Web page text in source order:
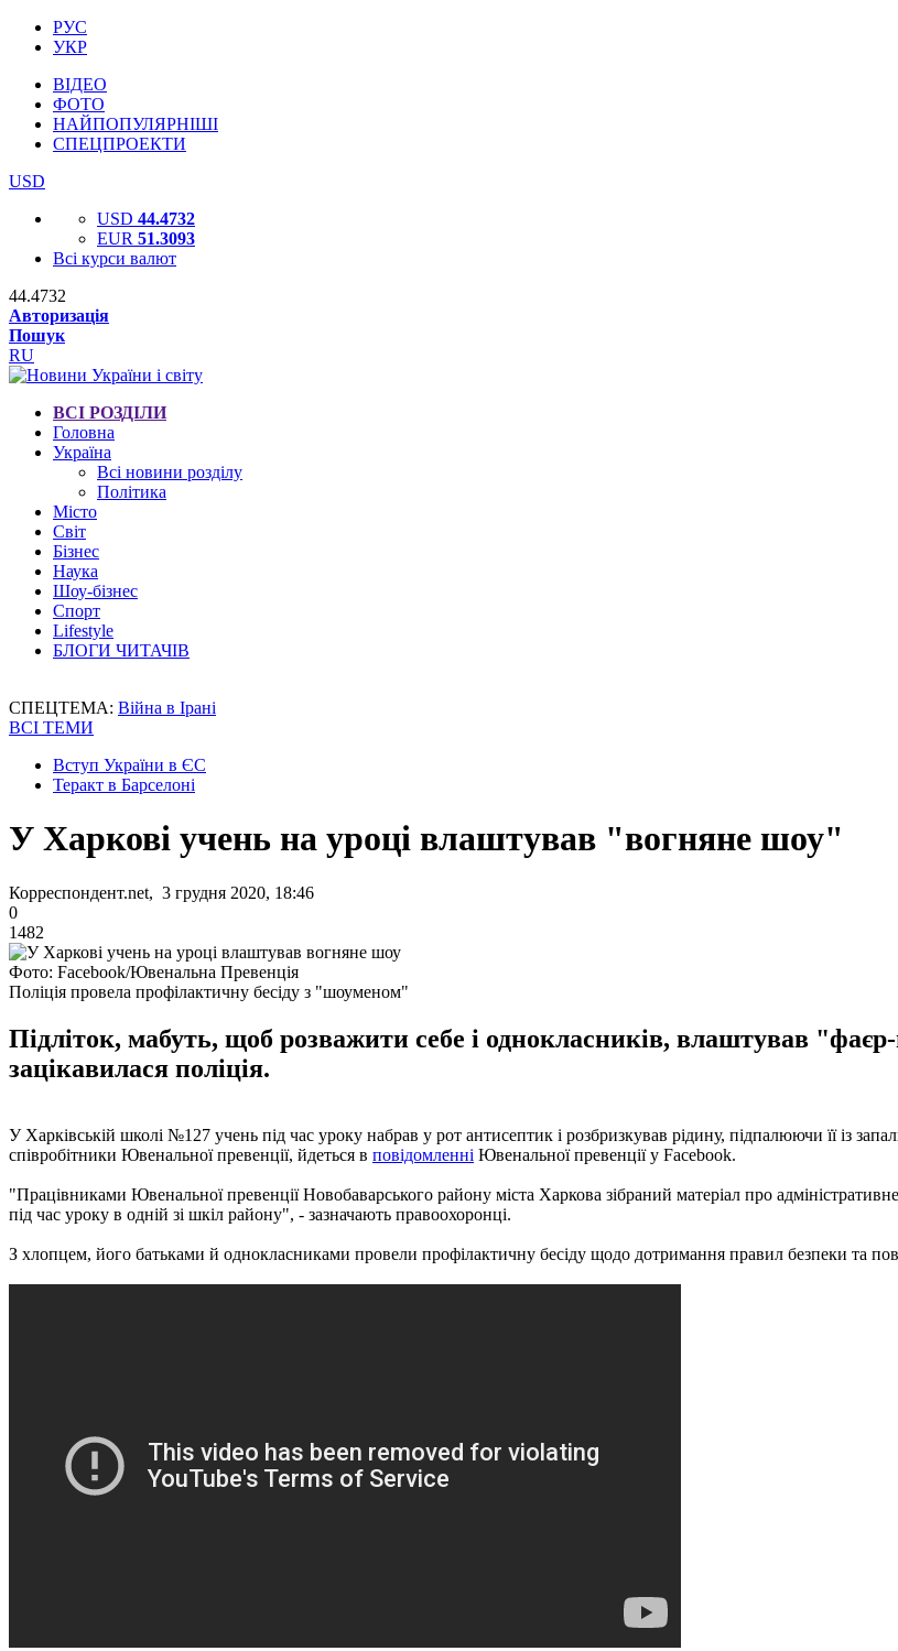
РУС
УКР
ВІДЕО
ФОТО
НАЙПОПУЛЯРНІШІ
СПЕЦПРОЕКТИ
USD
USD 44.4732
EUR 51.3093
Всі курси валют
44.4732
Авторизація
Пошук
RU
ВСІ РОЗДІЛИ
Головна
Україна
Всі новини розділу
Політика
Місто
Світ
Бізнес
Наука
Шоу-бізнес
Спорт
Lifestyle
БЛОГИ ЧИТАЧІВ
СПЕЦТЕМА: Війна в Ірані
ВСІ ТЕМИ
Вступ України в ЄС
Теракт в Барселоні
У Харкові учень на уроці влаштував "вогняне шоу"
Корреспондент.net, 3 грудня 2020, 18:46
0
1482
Фото: Facebook/Ювенальна Превенція
Поліція провела профілактичну бесіду з "шоуменом"
Підліток, мабуть, щоб розважити себе і однокласників, влаштував
зацікавилася поліція.
У Харківській школі №127 учень під час уроку набрав у рот антисептик і розбризкував рідину, підпалюючи її із
співробітники Ювенальної превенції, йдеться в повідомленні Ювенальної превенції у Facebook.
"Працівниками Ювенальної превенції Новобаварського району міста Харкова зібраний матеріал про
під час уроку в одній зі шкіл району", - зазначають правоохоронці.
З хлопцем, його батьками й однокласниками провели профілактичну бесіду щодо дотримання правил безпеки та